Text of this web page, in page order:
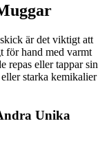
är det viktigt att
för hand med varmt
repas eller tappar sin
starka kemikalier
Unika